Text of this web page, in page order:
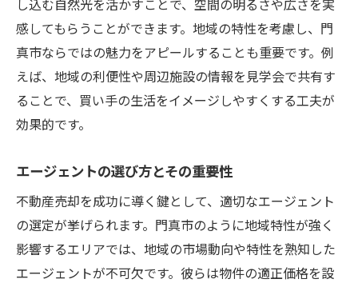
感してもらうことができます。地域の特性を考慮し、門
真市ならではの魅力をアピールすることも重要です。例
えば、地域の利便性や周辺施設の情報を見学会で共有す
ることで、買い手の生活をイメージしやすくする工夫が
効果的です。
エージェントの選び方とその重要性
不動産売却を成功に導く鍵として、適切なエージェント
の選定が挙げられます。門真市のように地域特性が強く
影響するエリアでは、地域の市場動向や特性を熟知した
エージェントが不可欠です。彼らは物件の適正価格を設